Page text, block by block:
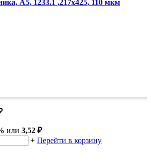
А5, 1233.1 ,217x425, 110 мкм
или 3,52 ₽
+ Перейти в корзину